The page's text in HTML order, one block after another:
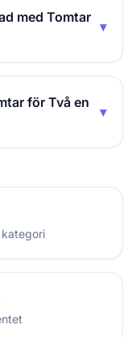
med Tomtar
▾
för Två en
▾